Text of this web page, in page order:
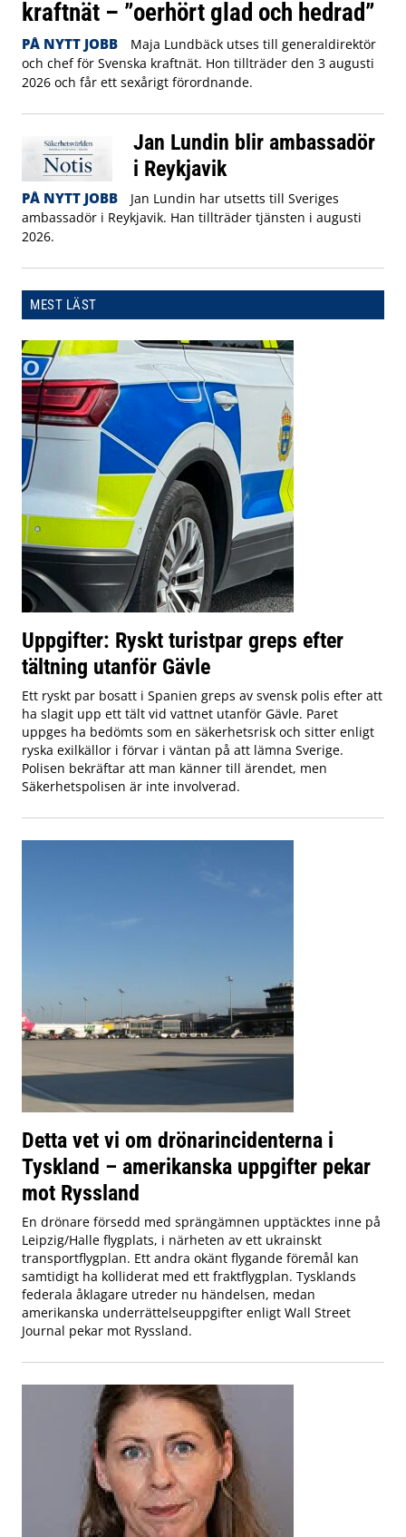
kraftnät – ”oerhört glad och hedrad”
PÅ NYTT JOBB
Maja Lundbäck utses till generaldirektör
och chef för Svenska kraftnät. Hon tillträder den 3 augusti
2026 och får ett sexårigt förordnande.
Jan Lundin blir ambassadör
i Reykjavik
PÅ NYTT JOBB
Jan Lundin har utsetts till Sveriges
ambassadör i Reykjavik. Han tillträder tjänsten i augusti
2026.
MEST LÄST
Uppgifter: Ryskt turistpar greps efter
tältning utanför Gävle
Ett ryskt par bosatt i Spanien greps av svensk polis efter att
ha slagit upp ett tält vid vattnet utanför Gävle. Paret
uppges ha bedömts som en säkerhetsrisk och sitter enligt
ryska exilkällor i förvar i väntan på att lämna Sverige.
Polisen bekräftar att man känner till ärendet, men
Säkerhetspolisen är inte involverad.
Detta vet vi om drönarincidenterna i
Tyskland – amerikanska uppgifter pekar
mot Ryssland
En drönare försedd med sprängämnen upptäcktes inne på
Leipzig/Halle flygplats, i närheten av ett ukrainskt
transportflygplan. Ett andra okänt flygande föremål kan
samtidigt ha kolliderat med ett fraktflygplan. Tysklands
federala åklagare utreder nu händelsen, medan
amerikanska underrättelseuppgifter enligt Wall Street
Journal pekar mot Ryssland.